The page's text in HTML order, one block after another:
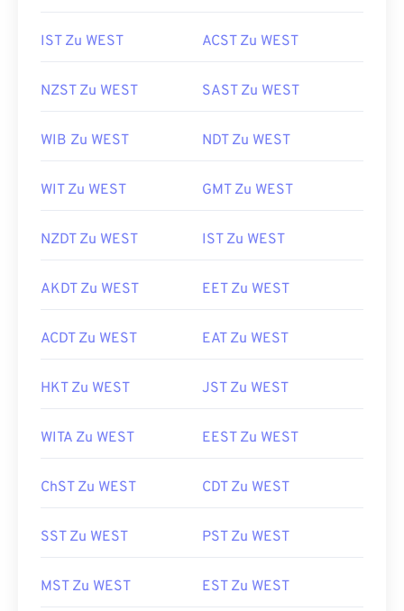
IST Zu WEST ACST Zu WEST
NZST Zu WEST SAST Zu WEST
WIB Zu WEST NDT Zu WEST
WIT Zu WEST GMT Zu WEST
NZDT Zu WEST IST Zu WEST
AKDT Zu WEST EET Zu WEST
ACDT Zu WEST EAT Zu WEST
HKT Zu WEST JST Zu WEST
WITA Zu WEST EEST Zu WEST
ChST Zu WEST CDT Zu WEST
SST Zu WEST PST Zu WEST
MST Zu WEST EST Zu WEST